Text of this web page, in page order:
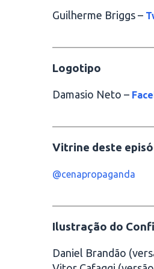
Guilherme Briggs –
Logotipo
Damasio Neto –
Vitrine deste
@cenapropaganda
Ilustração do
Daniel Brandão